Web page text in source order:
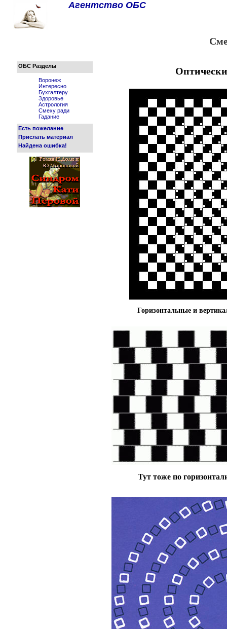
Агентство ОБС
ОБС Разделы
Воронеж
Интересно
Бухгалтеру
Здоровье
Астрология
Смеху ради
Гадание
Есть пожелание
Прислать материал
Найдена ошибка!
Горизонтальные и
Тут тоже по